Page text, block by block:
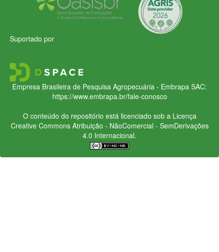
Suportado por
Empresa Brasileira de Pesquisa Agropecuária - Embrapa SAC:
https://www.embrapa.br/fale-conosco
O conteúdo do repositório está licenciado sob a Licença
Creative CommonsAtribuição - NãoComercial - SemDerivações
4.0 Internacional.